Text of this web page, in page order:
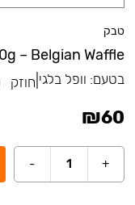
טבק
– Belgian Waffle
בטעם: וופל בלגי חוזק
₪60
+
1
-